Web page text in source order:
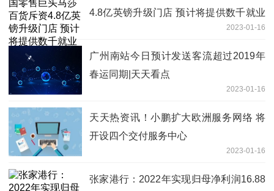
4.8亿英镑升级门店 预计将提供数千就业
2023-01-16
广州南站今日预计发送客流超过2019年
春运同期|天天看点
2023-01-16
天天热资讯！小鹏扩大欧洲服务网络 将
开设四个交付服务中心
2023-01-16
张家港行：2022年实现归母净利润16.88